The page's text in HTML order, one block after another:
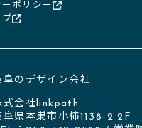
ポリシー
阜のデザイン会社
式会社linkpath
阜県本巣市小柿1138-2 2F